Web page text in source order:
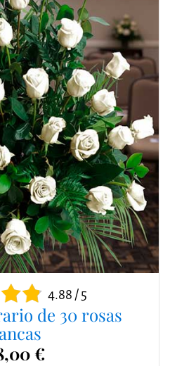
4.88 / 5
de 30 rosas
€